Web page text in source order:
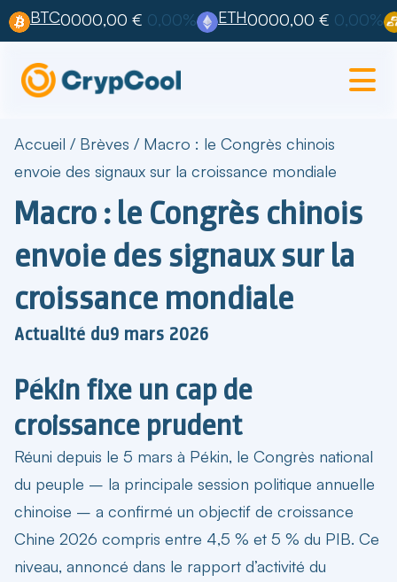
BTC0000,00 € 0,00% ETH0000,00 € 0,00%
Accueil / Brèves / Macro : le Congrès chinois
envoie des signaux sur la croissance mondiale
Macro : le Congrès chinois
envoie des signaux sur la
croissance mondiale
Actualité du9 mars 2026
Pékin fixe un cap de
croissance prudent
Réuni depuis le 5 mars à Pékin, le Congrès national
du peuple – la principale session politique annuelle
chinoise – a confirmé un objectif de croissance
Chine 2026 compris entre 4,5 % et 5 % du PIB. Ce
niveau, annoncé dans le rapport d’activité du